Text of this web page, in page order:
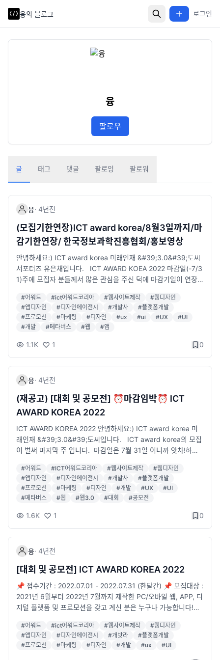
융의 블로그 로그인
융
팔로우
글 태그 댓글 팔로잉 팔로워
융· 4년전
(모집기한연장)ICT award korea/8월3일까지/마
감기한연장/ 한국정보과학진흥협회/홍보영상
안녕하세요:) ICT award korea 미래인재 &#39;3.0&#39;도씨
서포터즈 유은채입니다. ICT AWARD KOEA 2022 마감일(-7/3
1)주에 모집자 분들께서 많은 관심을 주신 덕에 마감기일이 연장되
을 대상으로하는 ICT, 디지털 혁신공모분야에서 공모를 받고 있습
니다. ​ 🙆‍♀️모집대상🙆‍♀️ 2021년 6월 ~ 2022년 7월까지 제작한 P
C, MOBILE WEB, APP DIGITAL PLATFROM, PROMOTION
니다. ​ <과학기술정통부장관상> 1) 기술 혁신 통합 대상 2) 디지털
케팅 통합 대상 5) 커뮤니케이션 통합 대상 6) 서비스 혁신 통합
대상 !후보등록! &#39;홈페이지 접수&#39; http://www.ictawa
rdkorea.com ☝️ 링크를 첨부했습니다. 더욱더 자세한 내용이 필
요하시다면 링크에 접속하셔서 원하시는 정보를 얻어가시길 바랍
니다 ^_^ 예선평가 - 본선평가로 평가가 진행이 되며 ​ 후보 등록 작
점부여 & 분야별 입상 작품 선정 ​ 으로 심사가 진행 됩니다. 💟수
상자 혜택💟 ​ 수상자에게는 ICT AWARD KOREA 연감수록 언론
홍보 세미나 무료초대권 <디지털인사이트> 통합 광고 ​ 자그마치
인사이트> 6개월 구독권&#39;을 받을 수 있다고 합니다!! 💗
후보 등록 대상에 관련하신 분들은 빠른 시일내에 등록하시고, 좋
은 혜택을 모두 누리시길 바랍니다.💗
#어워드 #ict어워드코리아 #웹사이트제작 #웹디자인
#앱디자인 #디자인에이전시 #개발사 #플랫폼개발
#프로모션 #마케팅 #디자인 #ux #ui #UX #UI
#개발 #메타버스 #웹 #앱
1.1K 1 0
융· 4년전
(재공고) [대회 및 공모전] ⏰마감임박⏰ ICT
AWARD KOREA 2022
ICT AWARD KOREA 2022 안녕하세요:) ICT award korea 미
래인재 &#39;3.0&#39;도씨입니다. ICT award korea의 모집
이 벌써 마지막 주 입니다. ​ 마감일은 7월 31일 이니까 앗차!하고
021년 6월부터 2022년 7월까지 □ 디지털 프로모션 및 마케팅
진행 □ PC/모바일 웹,앱,플랫폼 등 개발 완료 □ 블록체인, 메타
버스 등 웹 3.0 기술을 구현 중 위의 항목에서 하나라도 해당되시
보통신부 장관상 총 6개 분야 수상! ​ 수상자는 연감수록/언론홍보/
총 500만원의 가치! 혜택을 받으시게 됩니다. ICT AWARD KOR
EA 2022 홈페이지 ☝️위에 링크를 첨부해두었습니다!!! 홈페이지
에서 자세한 내용을 확인하시고, 이번주 7월 31일까지 모집이니,
많은 참여 부탁드립니다-!
#어워드 #ICT어워드코리아 #웹사이트제작 #웹디자인
#앱디자인 #디자인에이전시 #개발사 #플랫폼개발
#프로모션 #마케팅 #디자인 #개발 #UX #UI
#메타버스 #웹 #웹3.0 #대회 #공모전
1.6K 1 0
융· 4년전
[대회 및 공모전] ICT AWARD KOREA 2022
📌 접수기간 : 2022.07.01 - 2022.07.31 (한달간) 📌 모집대상 :
2021년 6월부터 2022년 7월까지 제작한 PC/오바일 웹, APP, 디
지털 플랫폼 및 프로모션을 갖고 계신 분은 누구나 가능합니다!
p://www.ictawardkorea.com 📌 수상혜택 : (신청만해도 <디
지털인사이트> 6개월 구독권!) 1. 본 연감 수록과 함께 언론 홍보
2. 세미나 무료 초대권 3. 디지털 인사이트 통합광고 지원 과학기
#어워드 #ict어워드코리아 #웹사이트제작 #웹디자인
#앱디자인 #디자인에이전시 #개밧라 #플랫폼개발
#프로모션 #마케팅 #디자인 #개발 #ux #UI